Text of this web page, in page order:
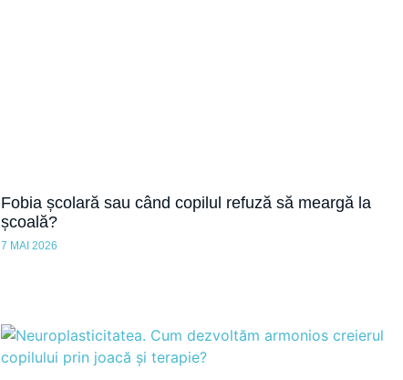
Fobia școlară sau când copilul refuză să meargă la
școală?
7 MAI 2026